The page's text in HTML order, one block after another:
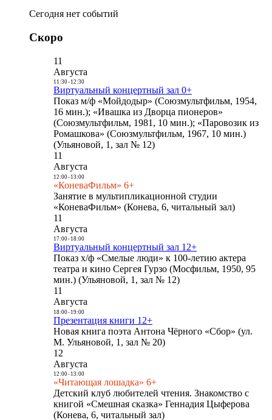
Сегодня нет событий
Скоро
11
Августа
11:30- 12:30
Виртуальный концертный зал 0+
Показ м/ф «Мойдодыр» (Союзмультфильм, 1954,
16 мин.); «Ивашка из Дворца пионеров»
(Союзмультфильм, 1981, 10 мин.); «Паровозик из
Ромашкова» (Союзмультфильм, 1967, 10 мин.)
(Ульяновой, 1, зал № 12)
11
Августа
12:00- 13:00
«КоневаФильм» 6+
Занятие в мультипликационной студии
«КоневаФильм» (Конева, 6, читальный зал)
11
Августа
17:00- 18:00
Виртуальный концертный зал 12+
Показ х/ф «Смелые люди» к 100-летию актера
театра и кино Сергея Гурзо (Мосфильм, 1950, 95
мин.) (Ульяновой, 1, зал № 12)
11
Августа
18:00- 19:00
Презентация книги 12+
Новая книга поэта Антона Чёрного «Сбор» (ул.
М. Ульяновой, 1, зал № 20)
12
Августа
12:00- 13:00
«Читающая лошадка» 6+
Детский клуб любителей чтения. Знакомство с
книгой «Смешная сказка» Геннадия Цыферова
(Конева, 6, читальный зал)